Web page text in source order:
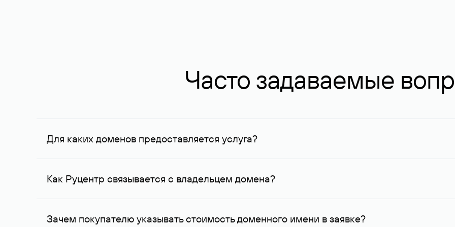
Часто задаваемые
Для каких доменов предоставляется услуга?
Услуга доступна для доменов, зарегистрированных в Руцентре и у других регистраторов. Для доменов,
Как Руцентр связывается с владельцем домена?
Для связи с владельцем домена используются его контактные данные, доступные Руцентру.
Зачем покупателю указывать стоимость доменного имени в заявке?